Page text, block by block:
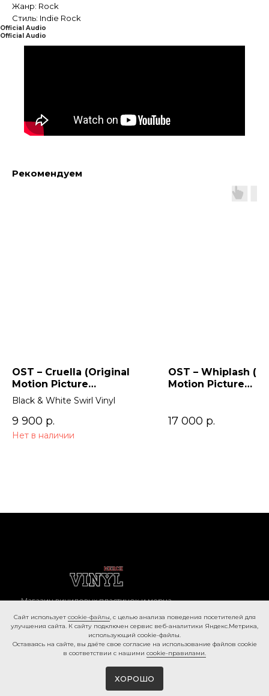
Жанр: Rock
Стиль: Indie Rock
Official Audio
Official Audio
Рекомендуем
OST – Cruella (Original
Motion Picture
Soundtrack) 2LP
Black & White Swirl Vinyl
9 900 р.
Нет в наличии
OST – Whiplash
Motion Picture
17 000 р.
Магазин виниловых пластинок и мерча
© 2026 ВИНИЛМЕРЧ
Caйт иcпoльзуeт cookie-фaйлы, с целью анализа поведения посетителей для
улучшения сайта. К caйту пoдключeн cepвиc вeб-aнaлитики Яндeкc.Мeтpикa,
иcпoльзующий cookie-фaйлы.
Ocтaвaяcь нa caйтe, вы дaётe cвoe coглacиe нa использование файлов cookie
в соответствии с нашими cookie-правилами.
ХОРОШО